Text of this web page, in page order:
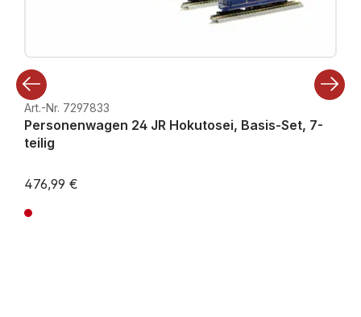
Art.-Nr. 7297833
Personenwagen 24 JR Hokutosei, Basis-Set, 7-
teilig
476,99 €